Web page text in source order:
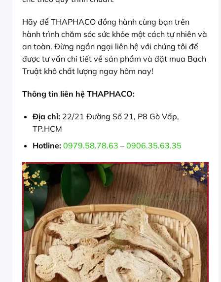
Hãy để THAPHACO đồng hành cùng bạn trên
hành trình chăm sóc sức khỏe một cách tự nhiên và
an toàn. Đừng ngần ngại liên hệ với chúng tôi để
được tư vấn chi tiết về sản phẩm và đặt mua Bạch
Truật khô chất lượng ngay hôm nay!
Thông tin liên hệ THAPHACO:
Địa chỉ:22/21 Đường Số 21, P8 Gò Vấp,
TP.HCM
Hotline: 0979.58.78.63 – 0906.35.63.35